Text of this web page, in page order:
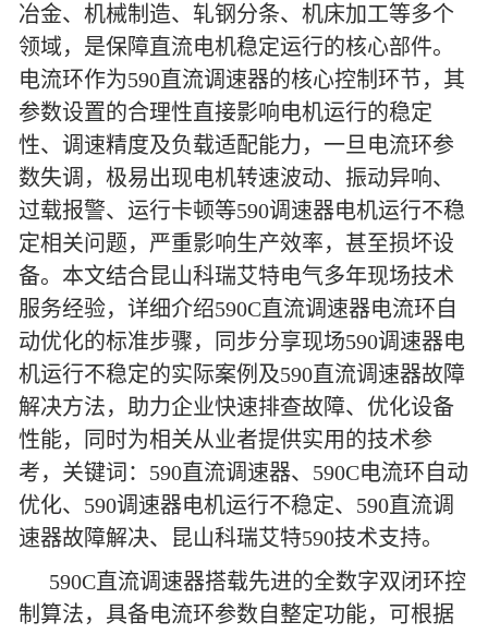
冶金、机械制造、轧钢分条、机床加工等多个
领域，是保障直流电机稳定运行的核心部件。
电流环作为590直流调速器的核心控制环节，其
参数设置的合理性直接影响电机运行的稳定
性、调速精度及负载适配能力，一旦电流环参
数失调，极易出现电机转速波动、振动异响、
过载报警、运行卡顿等590调速器电机运行不稳
定相关问题，严重影响生产效率，甚至损坏设
备。本文结合昆山科瑞艾特电气多年现场技术
服务经验，详细介绍590C直流调速器电流环自
动优化的标准步骤，同步分享现场590调速器电
机运行不稳定的实际案例及590直流调速器故障
解决方法，助力企业快速排查故障、优化设备
性能，同时为相关从业者提供实用的技术参
考，关键词：590直流调速器、590C电流环自动
优化、590调速器电机运行不稳定、590直流调
速器故障解决、昆山科瑞艾特590技术支持。
590C直流调速器搭载先进的全数字双闭环控
制算法，具备电流环参数自整定功能，可根据